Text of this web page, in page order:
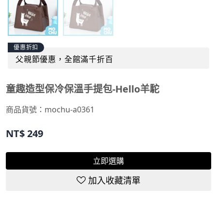
優惠折扣
父親節優惠，全館滿千折百
童趣造型保冷保溫手提包-Hello羊駝
商品貨號：mochu-a0361
NT$249
立即選購
加入收藏清單